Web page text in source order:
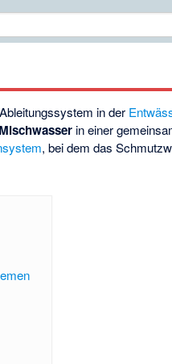
in der
Mischwasser in einer
, bei dem das